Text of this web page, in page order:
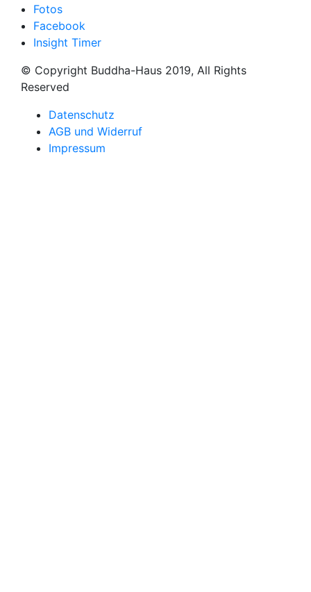
Fotos
Facebook
Insight Timer
© Copyright Buddha-Haus 2019, All Rights
Reserved
Datenschutz
AGB und Widerruf
Impressum